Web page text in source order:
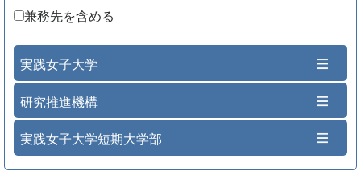
兼務先を含める
実践女子大学
研究推進機構
実践女子大学短期大学部